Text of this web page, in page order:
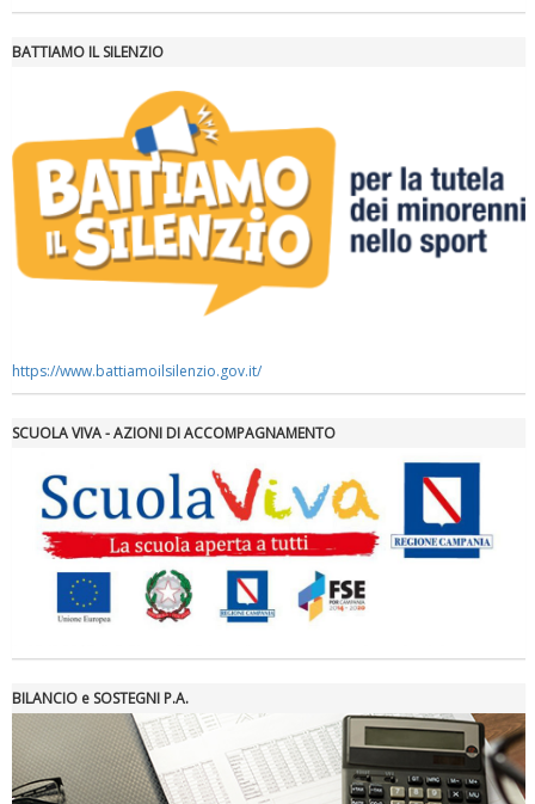
Ddl Lobby, Uisp: “Il Parlamento valorizzi le nostre specificità"
La formazione Uisp rallenta ma prosegue anche in estate
BATTIAMO IL SILENZIO
https://www.battiamoilsilenzio.gov.it/
SCUOLA VIVA - AZIONI DI ACCOMPAGNAMENTO
BILANCIO e SOSTEGNI P.A.